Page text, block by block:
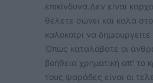
επικίνδυνα.Δεν είναι
θέλετε σώνει και καλά
καλοκαίρι να
Όπως καταλάβατε οι
βοήθεια χρηματική απ' το
τους ψαράδες είναι οι